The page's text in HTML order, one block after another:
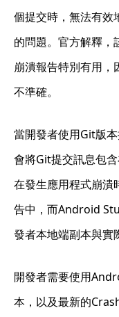
個提交時，無法有效
的問題。官方解釋
崩潰報告特別有用
不準確。
當開發者使用Git版
會將Git提交訊息包
在發生應用程式崩
告中，而Android
發者本地端副本與實
開發者需要使用
本，以及最新的